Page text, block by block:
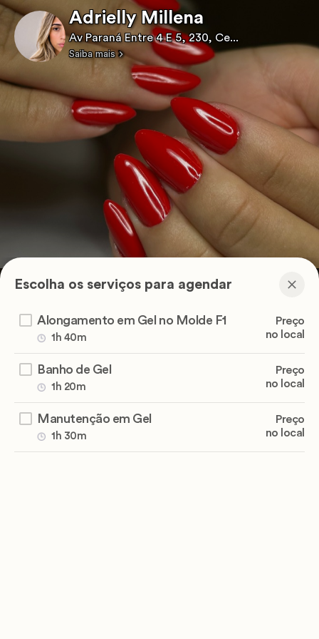
Adrielly Millena
Av Paraná Entre 4 E 5, 230, Ce...
Saiba mais
Escolha os serviços para agendar
Alongamento em Gel no Molde F1
1h 40m
Preço
no local
Banho de Gel
1h 20m
Preço
no local
Manutenção em Gel
1h 30m
Preço
no local